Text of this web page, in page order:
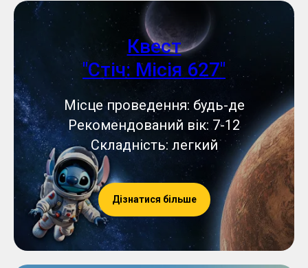
Квест
"Стіч: Місія 627"
Місце проведення: будь-де
Рекомендований вік: 7-12
Складність: легкий
Дізнатися більше